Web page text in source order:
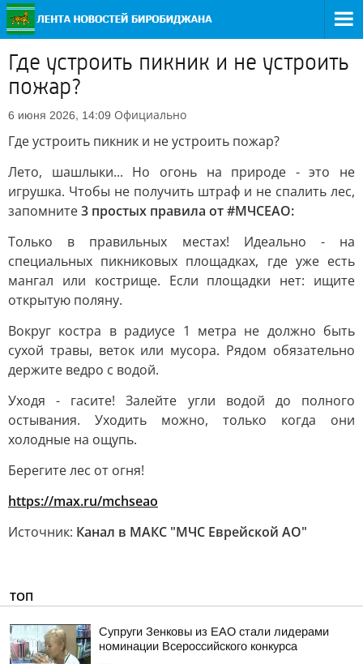
Где устроить пикник и не устроить
пожар?
6 июня 2026, 14:09 Официально
Где устроить пикник и не устроить пожар?
Лето, шашлыки... Но огонь на природе - это не
игрушка. Чтобы не получить штраф и не спалить лес,
запомните3 простых правила от #МЧСЕАО:
Только в правильных местах! Идеально - на
специальных пикниковых площадках, где уже есть
мангал или кострище. Если площадки нет: ищите
открытую поляну.
Вокруг костра в радиусе 1 метра не должно быть
сухой травы, веток или мусора. Рядом обязательно
держите ведро с водой.
Уходя - гасите! Залейте угли водой до полного
остывания. Уходить можно, только когда они
холодные на ощупь.
Берегите лес от огня!
https://max.ru/mchseao
Источник: Канал в МАКС "МЧС Еврейской АО"
ТОП
Супруги Зенковы из ЕАО стали лидерами
номинации Всероссийского конкурса